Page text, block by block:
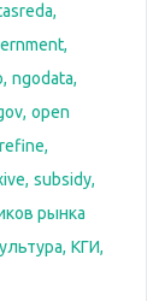
ngodata
open
subsidy
рынка
КГИ